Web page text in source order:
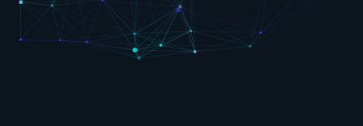
Marketing & Performance